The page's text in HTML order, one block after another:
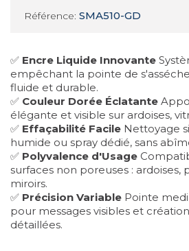
Référence: SMA510-GD
✅ Encre Liquide Innovante
empêchant la pointe de
fluide et durable.
✅ Couleur Dorée Éclatante
élégante et visible sur ardoises,
✅ Effaçabilité Facile Nettoyage
humide ou spray dédié, sans
✅ Polyvalence d'Usage
surfaces non poreuses : ardoises,
miroirs.
✅ Précision Variable Pointe
pour messages visibles et
détaillées.